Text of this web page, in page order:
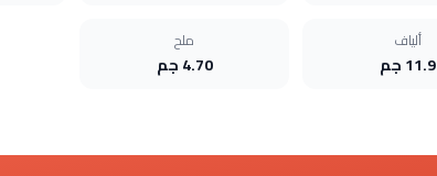
ألياف
11.9 جم
ملح
4.70 جم